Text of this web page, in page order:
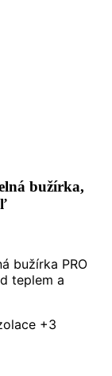
bužírka,
bužírka PRO
teplem a
+3